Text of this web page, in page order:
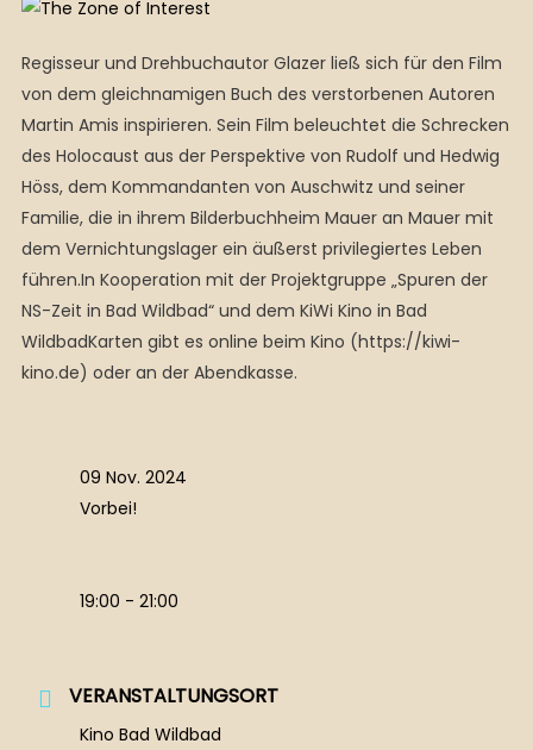
Regisseur und Drehbuchautor Glazer ließ sich für den Film
von dem gleichnamigen Buch des verstorbenen Autoren
Martin Amis inspirieren. Sein Film beleuchtet die Schrecken
des Holocaust aus der Perspektive von Rudolf und Hedwig
Höss, dem Kommandanten von Auschwitz und seiner
Familie, die in ihrem Bilderbuchheim Mauer an Mauer mit
dem Vernichtungslager ein äußerst privilegiertes Leben
führen.In Kooperation mit der Projektgruppe „Spuren der
NS-Zeit in Bad Wildbad“ und dem KiWi Kino in Bad
WildbadKarten gibt es online beim Kino (https://kiwi-
kino.de) oder an der Abendkasse.
09 Nov. 2024
Vorbei!
19:00 - 21:00
VERANSTALTUNGSORT
Kino Bad Wildbad